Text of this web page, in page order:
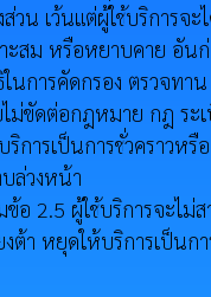
วน เว้นแต่ผู้ใช้บริการจ
สม หรือหยาบคาย อันก่
ในการคัดกรอง ตรวจท
ม่ขัดต่อกฎหมาย กฎ ระเ
การเป็นการชั่วคราวห
ล่วงหน้า
2.5 ผู้ใช้บริการจะไม่
ต้า หยุดให้บริการเป็นก